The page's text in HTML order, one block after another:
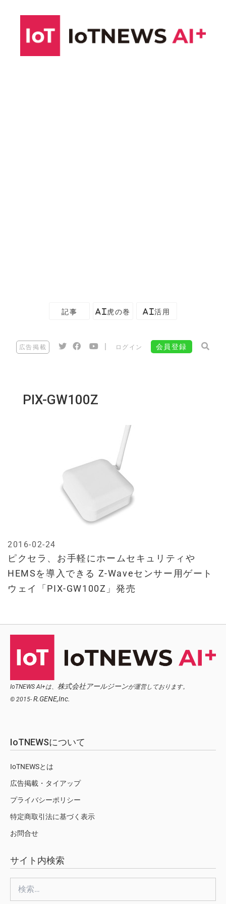
記事 AI虎の巻 AI活用
広告掲載 ログイン 会員登録
PIX-GW100Z
ピクセラ、お手軽にホームセキュリティや
HEMSを導入できる Z-Waveセンサー用ゲート
ウェイ「PIX-GW100Z」発売
2016-02-24
IoTNEWS AI+は、 株式会社アールジーンが運営しております。
© 2015- R.GENE,Inc.
IoTNEWSについて
IoTNEWSとは
広告掲載・タイアップ
プライバシーポリシー
特定商取引法に基づく表示
お問合せ
サイト内検索
索: